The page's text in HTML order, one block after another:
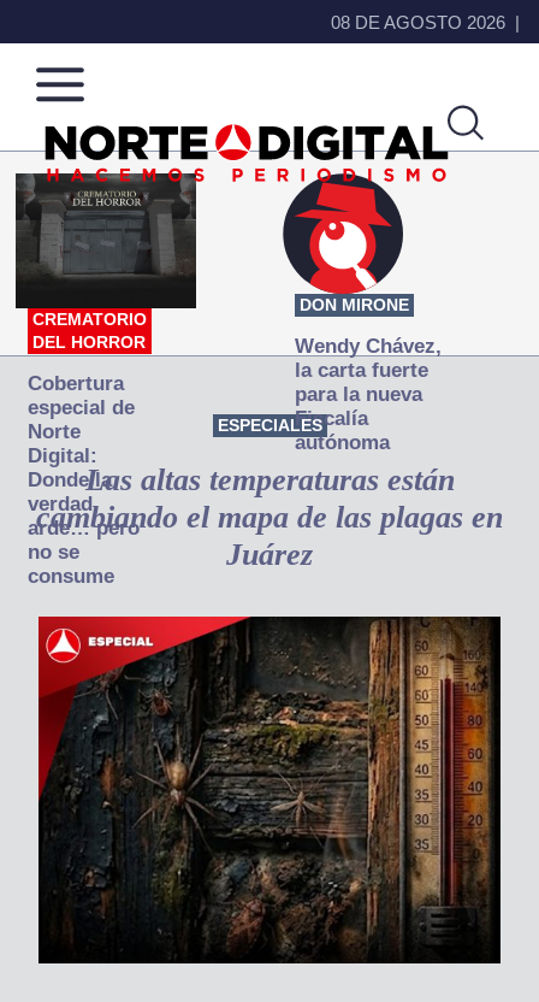
08 DE AGOSTO 2026
Norte
de
Ciudad
Más
que
noticias,
hacemos periodismo
CREMATORIO
DEL HORROR
Cobertura
especial de
Norte
Digital:
Donde la
verdad
arde… pero
no se
consume
DON MIRONE
Wendy Chávez,
la carta fuerte
para la nueva
Fiscalía
autónoma
ESPECIALES
Las altas temperaturas están
cambiando el mapa de las plagas en
Juárez